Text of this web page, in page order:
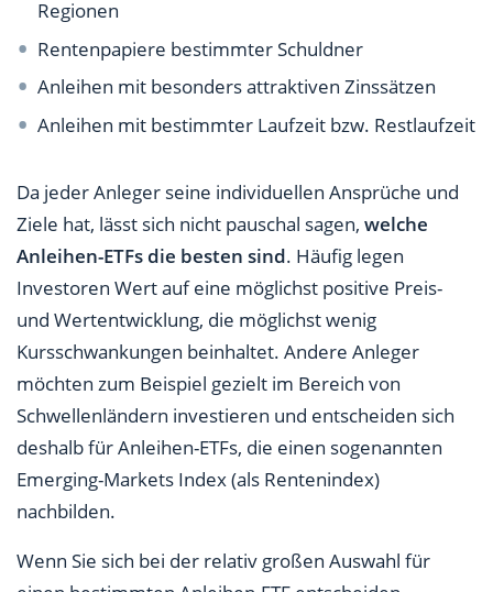
Regionen
Rentenpapiere bestimmter Schuldner
Anleihen mit besonders attraktiven Zinssätzen
Anleihen mit bestimmter Laufzeit bzw. Restlaufzeit
Da jeder Anleger seine individuellen Ansprüche und
Ziele hat, lässt sich nicht pauschal sagen, welche
Anleihen-ETFs die besten sind. Häufig legen
Investoren Wert auf eine möglichst positive Preis-
und Wertentwicklung, die möglichst wenig
Kursschwankungen beinhaltet. Andere Anleger
möchten zum Beispiel gezielt im Bereich von
Schwellenländern investieren und entscheiden sich
deshalb für Anleihen-ETFs, die einen sogenannten
Emerging-Markets Index (als Rentenindex)
nachbilden.
Wenn Sie sich bei der relativ großen Auswahl für